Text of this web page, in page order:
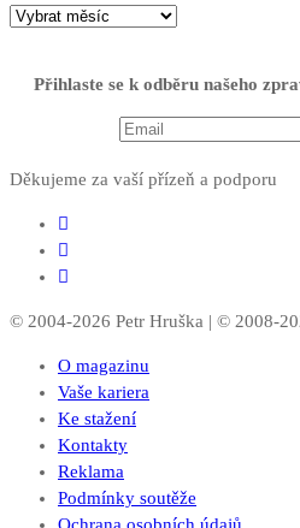
Přihlaste se k odběru našeho
Děkujeme za vaší přízeň a podporu
© 2004-2026 Petr Hruška | © 2008-
O magazinu
Vaše kariera
Ke stažení
Kontakty
Reklama
Podmínky soutěže
Ochrana osobních údajů